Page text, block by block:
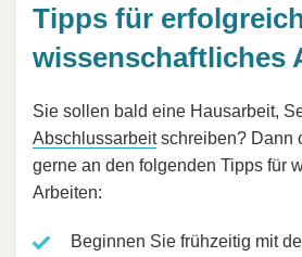
Tipps für
wissenschaftliches
Sie sollen bald eine Hausarbeit,
Abschlussarbeitschreiben? Dann
gerne an den folgenden Tipps für
Arbeiten:
Beginnen Sie frühzeitig mit